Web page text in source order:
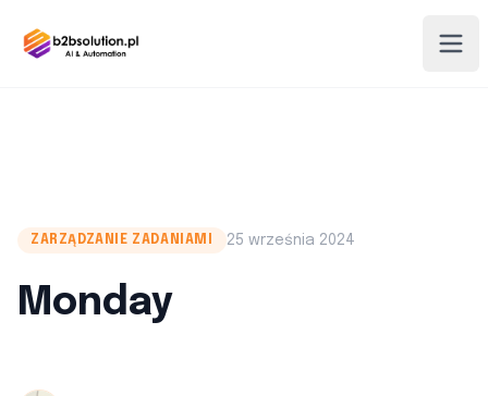
ZARZĄDZANIE ZADANIAMI 25 września 2024
Monday